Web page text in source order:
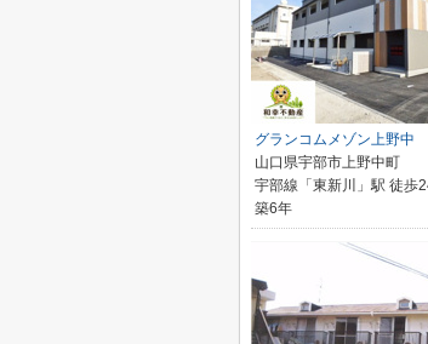
グランコムメゾン上野中
山口県宇部市上野中町
宇部線「東新川」駅 徒歩
築6年